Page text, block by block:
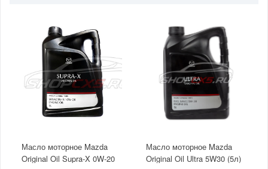
Масло моторное Mazda
Original Oil Supra-X 0W-20
Масло моторное Mazda
Original Oil Ultra 5W30 (5л)